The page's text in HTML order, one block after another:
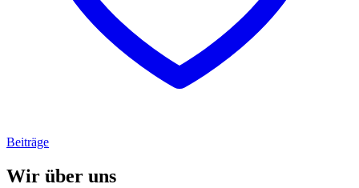
Beiträge
Wir über uns